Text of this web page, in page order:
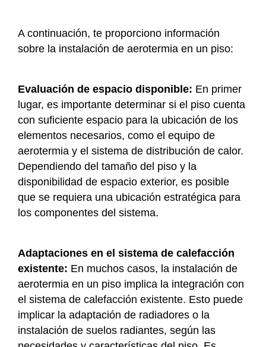
A continuación, te proporciono información
sobre la instalación de aerotermia en un piso:
Evaluación de espacio disponible: En primer
lugar, es importante determinar si el piso cuenta
con suficiente espacio para la ubicación de los
elementos necesarios, como el equipo de
aerotermia y el sistema de distribución de calor.
Dependiendo del tamaño del piso y la
disponibilidad de espacio exterior, es posible
que se requiera una ubicación estratégica para
los componentes del sistema.
Adaptaciones en el sistema de calefacción
existente: En muchos casos, la instalación de
aerotermia en un piso implica la integración con
el sistema de calefacción existente. Esto puede
implicar la adaptación de radiadores o la
instalación de suelos radiantes, según las